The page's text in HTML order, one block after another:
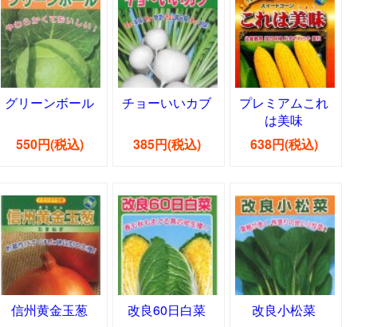
グリーンボール
550円(税込)
チョーいいカブ
385円(税込)
プレミアムこれ
は美味
638円(税込)
信州黄金玉葱 改良60日白菜 改良小松菜